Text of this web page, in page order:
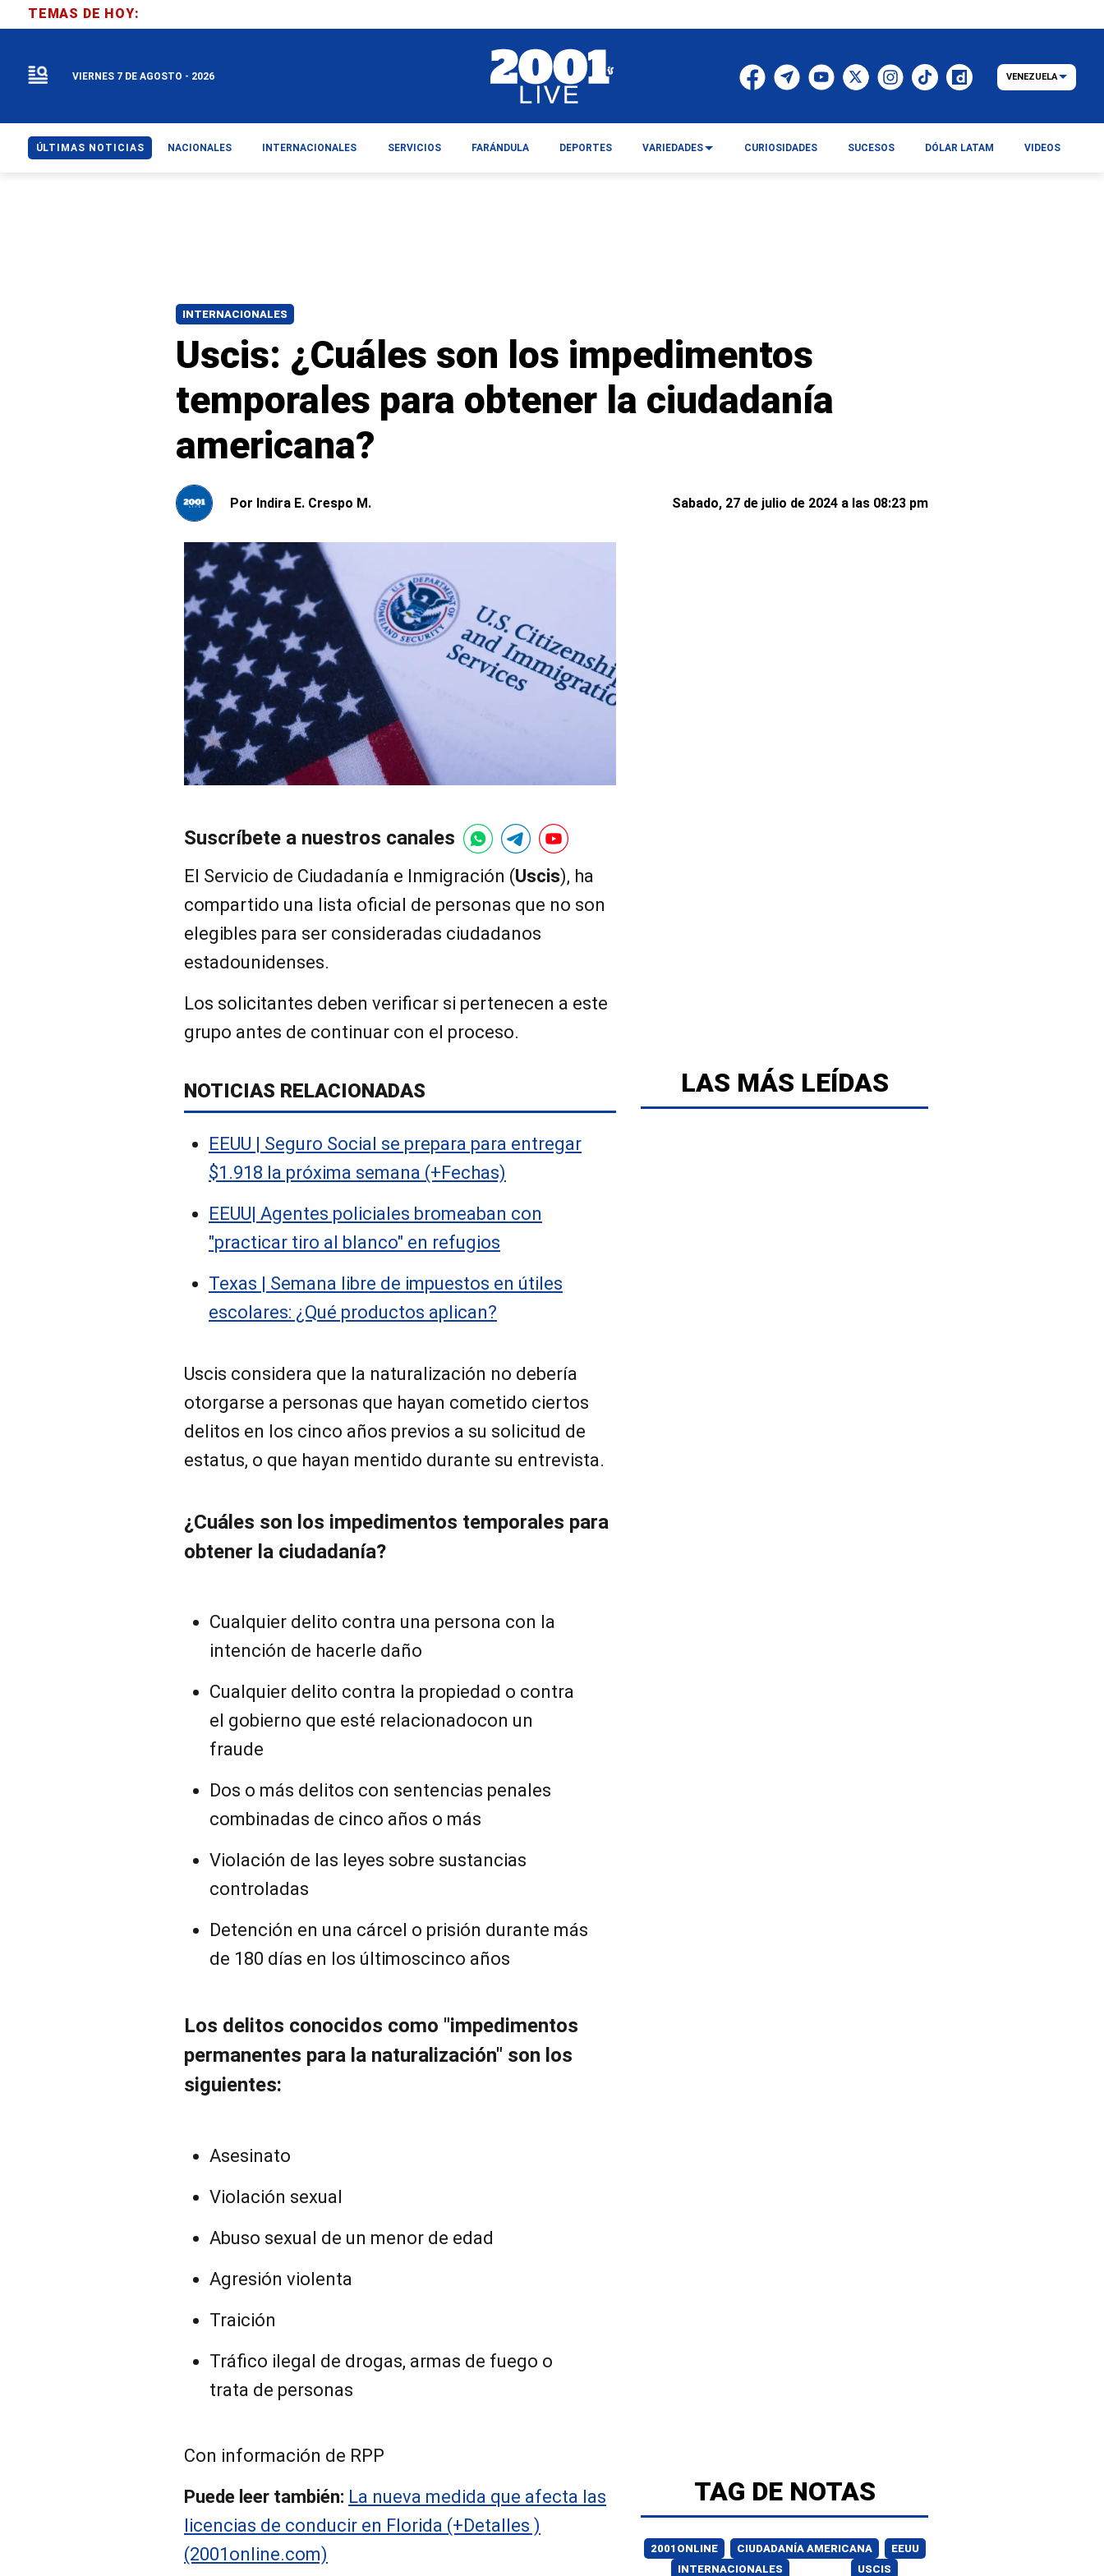
INTERNACIONALES
Uscis: ¿Cuáles son los impedimentos
temporales para obtener la ciudadanía
americana?
Por Indira E. Crespo M. Sabado, 27 de julio de 2024 a las 08:23 pm
Suscríbete a nuestros canales
El Servicio de Ciudadanía e Inmigración (Uscis), ha
compartido una lista oficial de personas que no son
elegibles para ser consideradas ciudadanos
estadounidenses.
Los solicitantes deben verificar si pertenecen a este
grupo antes de continuar con el proceso.
NOTICIAS RELACIONADAS
EEUU | Seguro Social se prepara para entregar
$1.918 la próxima semana (+Fechas)
EEUU| Agentes policiales bromeaban con
"practicar tiro al blanco" en refugios
Texas | Semana libre de impuestos en útiles
escolares: ¿Qué productos aplican?
Uscis considera que la naturalización no debería
otorgarse a personas que hayan cometido ciertos
delitos en los cinco años previos a su solicitud de
estatus, o que hayan mentido durante su entrevista.
¿Cuáles son los impedimentos temporales para
obtener la ciudadanía?
Cualquier delito contra una persona con la
intención de hacerle daño
Cualquier delito contra la propiedad o contra
el gobierno que esté relacionadocon un
fraude
Dos o más delitos con sentencias penales
combinadas de cinco años o más
Violación de las leyes sobre sustancias
controladas
Detención en una cárcel o prisión durante más
de 180 días en los últimoscinco años
Los delitos conocidos como "impedimentos
permanentes para la naturalización" son los
siguientes:
Asesinato
Violación sexual
Abuso sexual de un menor de edad
Agresión violenta
Traición
Tráfico ilegal de drogas, armas de fuego o
trata de personas
Con información de RPP
Puede leer también: La nueva medida que afecta las
licencias de conducir en Florida (+Detalles )
(2001online.com)
LAS MÁS LEÍDAS
TAG DE NOTAS
2001ONLINE CIUDADANÍA AMERICANA
EEUU
INTERNACIONALES
USCIS
TEMAS DE HOY:
VIERNES 7 DE AGOSTO - 2026 VENEZUELA
ÚLTIMAS NOTICIAS NACIONALES INTERNACIONALES SERVICIOS FARÁNDULA DEPORTES VARIEDADES CURIOSIDADES SUCESOS DÓLAR LATAM VIDEOS